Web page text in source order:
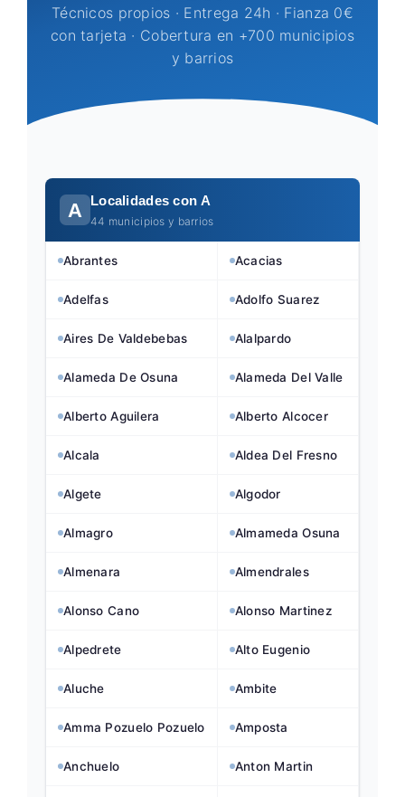
Técnicos propios · Entrega 24h · Fianza 0€
con tarjeta · Cobertura en +700 municipios
y barrios
A Localidades con A
44 municipios y barrios
Abrantes Acacias
Adelfas Adolfo Suarez
Aires De Valdebebas Alalpardo
Alameda De Osuna Alameda Del Valle
Alberto Aguilera Alberto Alcocer
Alcala Aldea Del Fresno
Algete Algodor
Almagro Almameda Osuna
Almenara Almendrales
Alonso Cano Alonso Martinez
Alpedrete Alto Eugenio
Aluche Ambite
Amma Pozuelo Pozuelo Amposta
Anchuelo Anton Martin